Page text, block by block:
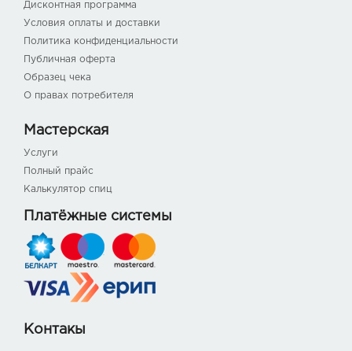
Дисконтная программа
Условия оплаты и доставки
Политика конфиденциальности
Публичная оферта
Образец чека
О правах потребителя
Мастерская
Услуги
Полный прайс
Калькулятор спиц
Платёжные системы
Контакы